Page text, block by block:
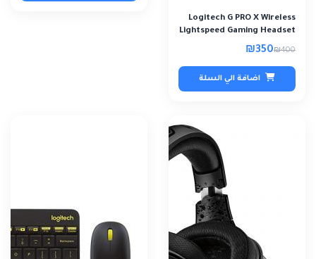
Logitech G PRO X Wireless
Lightspeed Gaming Headset
- Refurb..
₪400
₪350
اضافة الي السلة